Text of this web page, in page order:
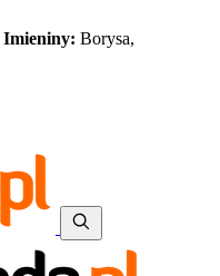
Imieniny: Borysa,